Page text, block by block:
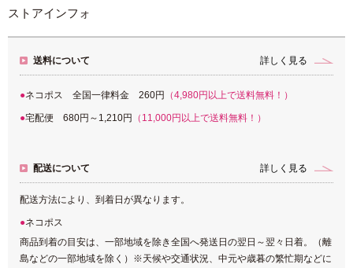
ストアインフォ
送料について 詳しく見る
ネコポス 全国一律料金 260円 （4,980円以上で送料無料！）
宅配便 680円～1,210円 （11,000円以上で送料無料！）
配送について 詳しく見る
配送方法により、到着日が異なります。
ネコポス
商品到着の目安は、一部地域を除き全国へ発送日の翌日～翌々日着。（離
島などの一部地域を除く）※天候や交通状況、中元や歳暮の繁忙期などに